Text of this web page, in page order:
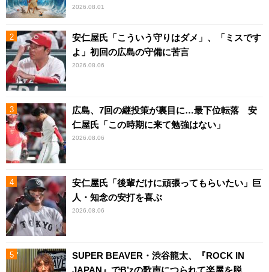
2026.08.01
安仁屋氏「こういう守りはダメ」、「ミスです
よ」初回の広島の守備に苦言
2026.08.06
広島、7回の継投策が裏目に…最下位転落 安
仁屋氏「この時期に来て勉強はない」
2026.08.06
安仁屋氏「後輩だけに頑張ってもらいたい」巨
人・知念の安打を喜ぶ
2026.08.06
SUPER BEAVER・渋谷龍太、『ROCK IN
JAPAN』でB’zの歌声につられて楽屋を脱